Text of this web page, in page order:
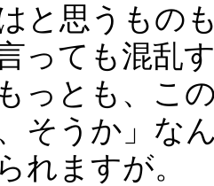
と思うもの
っても混乱
っとも、こ
そうか」な
れますが。